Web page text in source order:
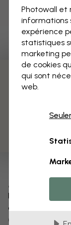
Modifiez
Notre équipe
quel motif pour
Modifiez la
Photowall et
informations
expérience
statistiques
marketing
de cookies
qui sont
web.